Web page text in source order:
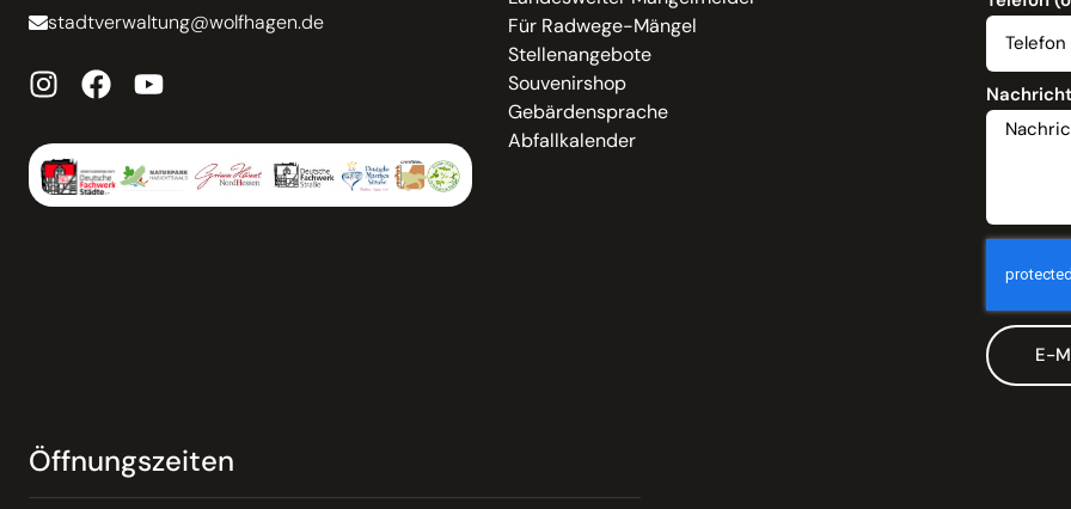
stadtverwaltung@wolfhagen.de
Für Radwege-Mängel
Stellenangebote
Souvenirshop
Gebärdensprache
Abfallkalender
E-
Öffnungszeiten